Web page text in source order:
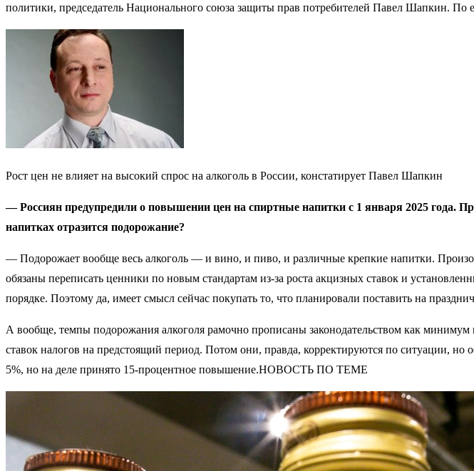
политики, председатель Национального союза защиты прав потребителей Павел Шапкин. По
Рост цен не влияет на высокий спрос на алкоголь в России, констатирует Павел Шапкин
— Россиян предупредили о повышении цен на спиртные напитки с 1 января 2025 года.
напитках отразится подорожание?
— Подорожает вообще весь алкоголь — и вино, и пиво, и различные крепкие напитки.
обязаны переписать ценники по новым стандартам из-за роста акцизных ставок и
порядке. Поэтому да, имеет смысл сейчас покупать то, что планировали поставить на
А вообще, темпы подорожания алкоголя рамочно прописаны законодательством как минимум
ставок налогов на предстоящий период. Потом они, правда, корректируются по ситуации,
5%, но на деле принято 15-процентное повышение.НОВОСТЬ ПО ТЕМЕ